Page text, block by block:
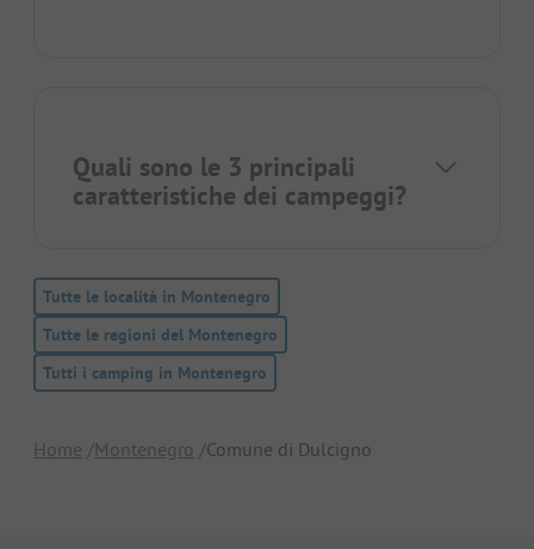
Quali sono le 3 principali
caratteristiche dei campeggi?
Tutte le località in Montenegro
Tutte le regioni del Montenegro
Tutti i camping in Montenegro
Home Montenegro Comune di Dulcigno